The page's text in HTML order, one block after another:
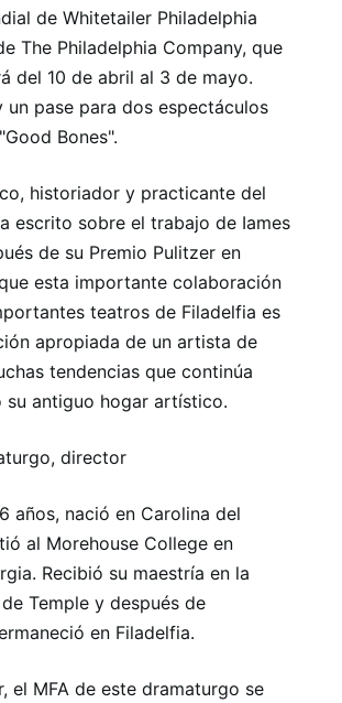
de Whitetailer Philadelphia
The Philadelphia Company, que
del 10 de abril al 3 de mayo.
un pase para dos espectáculos
Bones".
historiador y practicante del
escrito sobre el trabajo de Iames
de su Premio Pulitzer en
esta importante colaboración
teatros de Filadelfia es
apropiada de un artista de
tendencias que continúa
su antiguo hogar artístico.
director
años, nació en Carolina del
al Morehouse College en
Recibió su maestría en la
Temple y después de
en Filadelfia.
el MFA de este dramaturgo se